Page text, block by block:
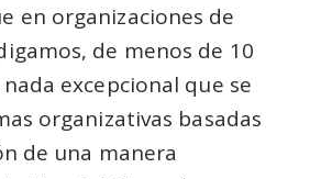
en organizaciones de
de menos de 10
excepcional que se
organizativas basadas
de una manera